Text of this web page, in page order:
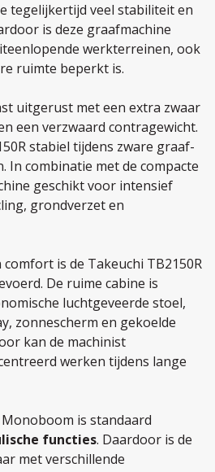
tegelijkertijd veel stabiliteit en
is deze graafmachine
werkterreinen, ook
ruimte beperkt is.
uitgerust met een extra zwaar
een verzwaard contragewicht.
stabiel tijdens zware graaf-
In combinatie met de compacte
geschikt voor intensief
grondverzet en
is de Takeuchi TB2150R
De ruime cabine is
luchtgeveerde stoel,
zonnescherm en gekoelde
kan de machinist
werken tijdens lange
is standaard
functies. Daardoor is de
met verschillende